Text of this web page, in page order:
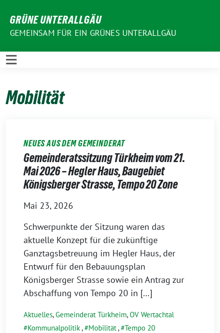
zum
Inhalt
GRÜNE UNTERALLGÄU
GEMEINSAM FÜR EIN GRÜNES UNTERALLGÄU
Mobilität
NEUES AUS DEM GEMEINDERAT
Gemeinderatssitzung Türkheim vom 21.
Mai 2026 – Hegler Haus, Baugebiet
Königsberger Strasse, Tempo 20 Zone
Mai 23, 2026
Schwerpunkte der Sitzung waren das
aktuelle Konzept für die zukünftige
Ganztagsbetreuung im Hegler Haus, der
Entwurf für den Bebauungsplan
Königsberger Strasse sowie ein Antrag zur
Abschaffung von Tempo 20 in […]
Aktuelles,Gemeinderat Türkheim,OV Wertachtal
Kommunalpolitik, Mobilität, Tempo 20